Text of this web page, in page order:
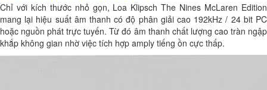
Chỉ với kích thước nhỏ gọn, Loa Klipsch The Nines McLaren Edition
mang lại hiệu suất âm thanh có độ phân giải cao 192kHz / 24 bit PC
hoặc nguồn phát trực tuyến. Từ đó âm thanh chất lượng cao tràn ngập
khắp không gian nhờ việc tích hợp amply tiếng ồn cực thấp.